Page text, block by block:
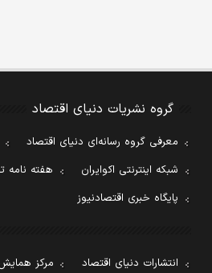
گروه نشریات دنیای اقتصاد
معرفی گروه رسانه‌ای دنیای اقتصاد
شبکه اینترنتی اکوایران
هفته نامه
پایگاه خبری اقتصادنیوز
انتشارات دنیای اقتصاد
مرکز